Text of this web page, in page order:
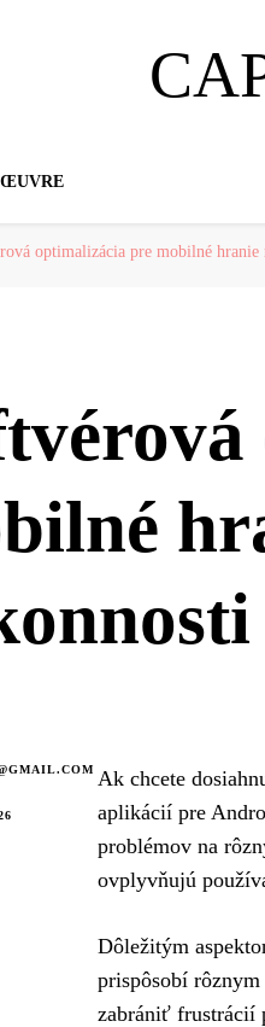
ŒUVRE
optimalizácia pre mobilné hranie
Ak chcete
aplikácií pre
problémov na
ovplyvňujú
Dôležitým
prispôsobí
zabrániť frustrácií